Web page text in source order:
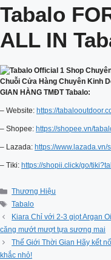
Tabalo
ALL IN
GIAN HÀNG TMĐT Tabalo:
– Website: https://
– Shopee: https://shopee.vn/
– Lazada: https://
– Tiki: https://shopii.click/go/
Categories
Thương Hiệu
Tags
Tabalo
Kiara Chỉ với 2-3 giọt Argan
căng mướt mượt tựa sương mai
Thế Giới Thời Gian Hãy kết
khắc nhỏ!